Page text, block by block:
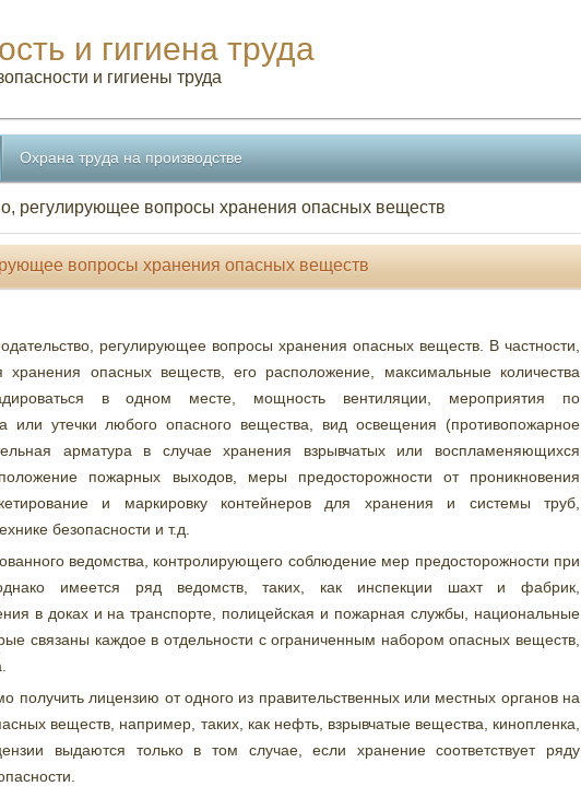
и гигиена труда
и гигиены труда
Охрана труда на производстве
регулирующее вопросы хранения опасных веществ
вопросы хранения опасных веществ
регулирующее вопросы хранения опасных веществ. В частности,
опасных веществ, его расположение, максимальные количества
в одном месте, мощность вентиляции, мероприятия по
или утечки любого опасного вещества, вид освещения (противопожарное
арматура в случае хранения взрывчатых или воспламеняющихся
пожарных выходов, меры предосторожности от проникновения
и маркировку контейнеров для хранения и системы труб,
безопасности и т.д.
ведомства, контролирующего соблюдение мер предосторожности при
имеется ряд ведомств, таких, как инспекции шахт и фабрик,
в доках и на транспорте, полицейская и пожарная службы, национальные
связаны каждое в отдельности с ограниченным набором опасных веществ,
получить лицензию от одного из правительственных или местных органов на
веществ, например, таких, как нефть, взрывчатые вещества, кинопленка,
выдаются только в том случае, если хранение соответствует ряду